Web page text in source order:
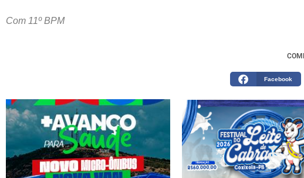
Com 11º BPM
Facebook